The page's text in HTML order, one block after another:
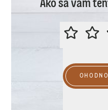
Ako sa vám